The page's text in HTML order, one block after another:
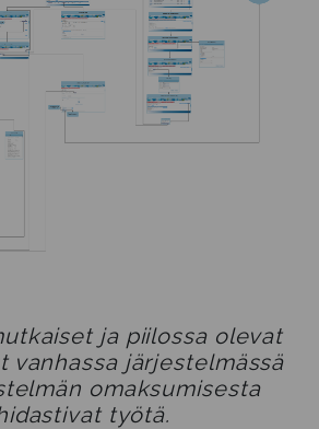
ja piilossa olevat
vanhassa järjestelmässä
omaksumisesta
työtä.